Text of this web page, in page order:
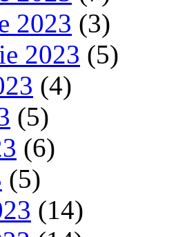
2023 (3)
2023 (5)
(4)
(5)
(6)
(5)
(14)